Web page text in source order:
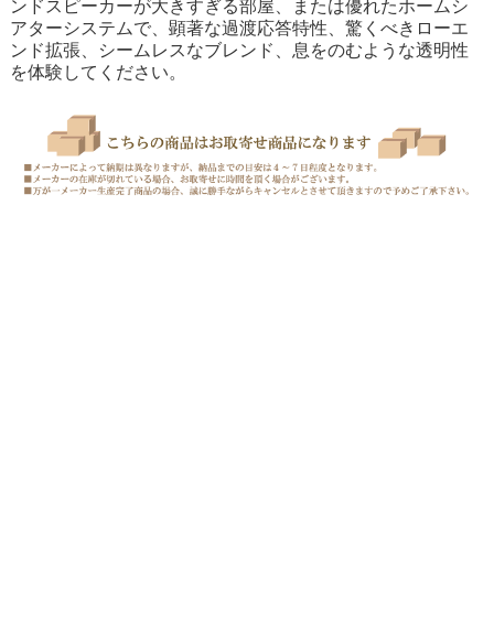
ンドスピーカーが大きすぎる部屋、または優れたホームシ
アターシステムで、顕著な過渡応答特性、驚くべきローエ
ンド拡張、シームレスなブレンド、息をのむような透明性
を体験してください。